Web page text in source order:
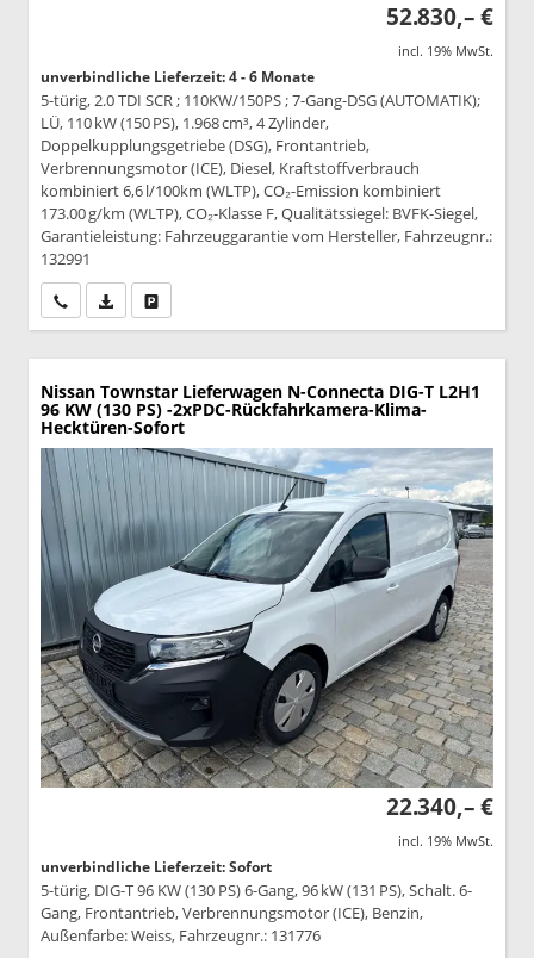
52.830,– €
incl. 19% MwSt.
unverbindliche Lieferzeit: 4 - 6 Monate
5-türig, 2.0 TDI SCR ; 110KW/150PS ; 7-Gang-DSG (AUTOMATIK);
LÜ, 110 kW (150 PS), 1.968 cm³, 4 Zylinder,
Doppelkupplungsgetriebe (DSG), Frontantrieb,
Verbrennungsmotor (ICE), Diesel, Kraftstoffverbrauch
kombiniert 6,6 l/100km (WLTP), CO₂-Emission kombiniert
173.00 g/km (WLTP), CO₂-Klasse F, Qualitätssiegel: BVFK-Siegel,
Garantieleistung: Fahrzeuggarantie vom Hersteller, Fahrzeugnr.:
132991
Wir rufen Sie anPDF-Datei, Fahrzeugexposé drucken
Nissan Townstar Lieferwagen N-Connecta DIG-T L2H1
96 KW (130 PS) -2xPDC-Rückfahrkamera-Klima-
Hecktüren-Sofort
22.340,– €
incl. 19% MwSt.
unverbindliche Lieferzeit: Sofort
5-türig, DIG-T 96 KW (130 PS) 6-Gang, 96 kW (131 PS), Schalt. 6-
Gang, Frontantrieb, Verbrennungsmotor (ICE), Benzin,
Außenfarbe: Weiss, Fahrzeugnr.: 131776